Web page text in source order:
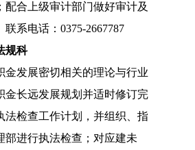
； 配合上级审计部门做好审计及
联系电话：0375-2667787
规科
金发展密切相关的理论与行业
金长远发展规划并适时修订完
法检查工作计划，并组织、指
部进行执法检查 ； 对应建未